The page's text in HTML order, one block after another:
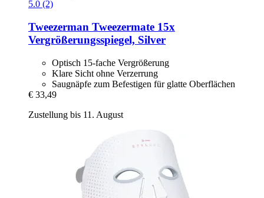
5.0 (2)
Tweezerman Tweezermate 15x
Vergrößerungsspiegel, Silver
Optisch 15-fache Vergrößerung
Klare Sicht ohne Verzerrung
Saugnäpfe zum Befestigen für glatte Oberflächen
€ 33,49
Zustellung bis 11. August